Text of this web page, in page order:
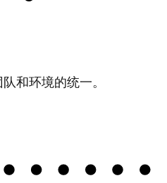
和环境的统一。